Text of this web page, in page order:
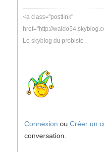
<a class="postlink"
href="http://
Le skyblog du probiste .
Connexion ou Créer un
conversation.